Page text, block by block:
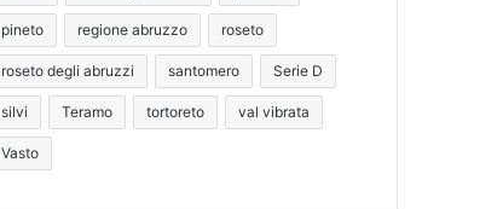
pineto regione abruzzo roseto
roseto degli abruzzi santomero Serie D
silvi Teramo tortoreto val vibrata
Vasto